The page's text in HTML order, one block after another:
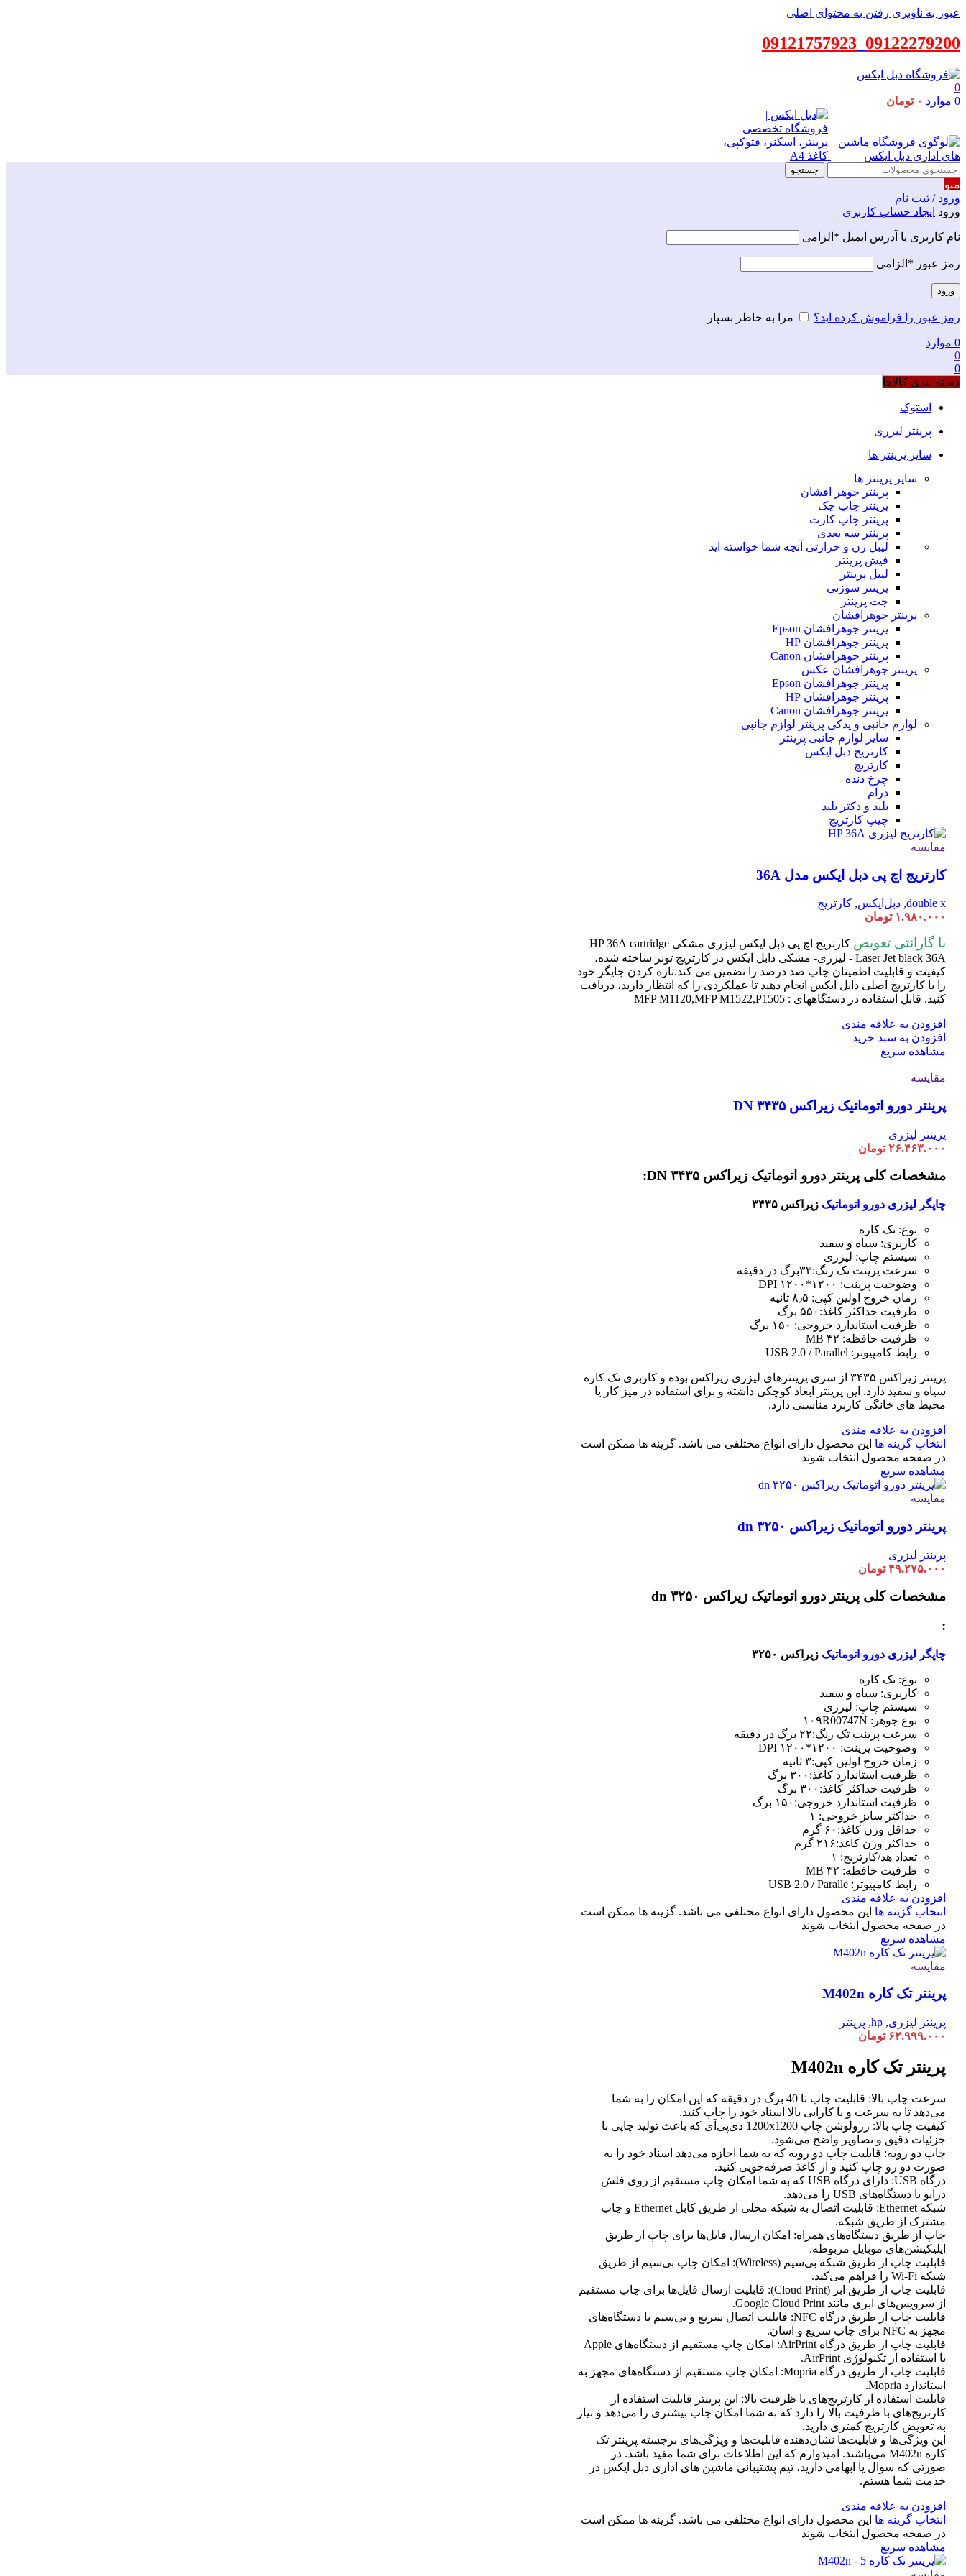
عبور به ناوبری رفتن به محتوای اصلی
09122279200
09121757923
0
0 موارد ۰ تومان
جستجو
منو
ورود / ثبت نام
ورود ایجاد حساب کاربری
نام کاربری یا آدرس ایمیل * الزامی
رمز عبور * الزامی
ورود
رمز عبور را فراموش کرده اید؟ مرا به خاطر بسپار
0 موارد
0
0
دسته بندی کالاها
استوک
پرینتر لیزری
سایر پرینتر ها
سایر پرینتر ها
پرینتر جوهر افشان
پرینتر چاپ چک
پرینتر چاپ کارت
پرینتر سه بعدی
لیبل زن و حرارتی آنچه شما خواسته اید
فیش پرینتر
لیبل پرینتر
پرینتر سوزنی
جت پرینتر
پرینتر جوهرافشان
پرینتر جوهرافشان Epson
پرینتر جوهرافشان HP
پرینتر جوهرافشان Canon
پرینتر جوهرافشان عکس
پرینتر جوهرافشان Epson
پرینتر جوهرافشان HP
پرینتر جوهرافشان Canon
لوازم جانبی و یدکی پرینتر لوازم جانبی
سایر لوازم جانبی پرینتر
کارتریج دبل ایکس
کارتریج
چرخ دنده
درام
بلید و دکتر بلید
چیپ کارتریج
مقایسه
کارتریج اچ پی دبل ایکس مدل 36A
double x
, دبل‌ایکس, کارتریج
۱.۹۸۰.۰۰۰ تومان
با گارانتی تعویض کارتریج اچ پی دبل ایکس لیزری مشکی HP 36A cartridge
Laser Jet black 36A - لیزری- مشکی دابل ایکس در کارتریج تونر ساخته شده،
کیفیت و قابلیت اطمینان چاپ صد درصد را تضمین می کند.تازه کردن چاپگر خود
را با کارتریج اصلی دابل ایکس انجام دهید تا عملکردی را که انتظار دارید، دریافت
کنید. قابل استفاده در دستگاههای : MFP M1120,MFP M1522,P1505
افزودن به علاقه مندی
افزودن به سبد خرید
مشاهده سریع
مقایسه
پرینتر دورو اتوماتیک زیراکس DN ۳۴۳۵
پرینتر لیزری
۲۶.۴۶۳.۰۰۰ تومان
مشخصات کلی پرینتر دورو اتوماتیک زیراکس DN ۳۴۳۵:
چاپگر لیزری دورو اتوماتیک زیراکس ۳۴۳۵
نوع: تک کاره
کاربری: سیاه و سفید
سیستم چاپ: لیزری
سرعت پرینت تک رنگ:۳۳برگ در دقیقه
وضوحیت پرینت: ۱۲۰۰*۱۲۰۰ DPI
زمان خروج اولین کپی: ۸٫۵ ثانیه
ظرفیت حداکثر کاغذ:۵۵۰ برگ
ظرفیت استاندارد خروجی: ۱۵۰ برگ
ظرفیت حافظه: ۳۲ MB
رابط کامپیوتر: USB 2.0 / Parallel
پرینتر زیراکس ۳۴۳۵ از سری پرینترهای لیزری زیراکس بوده و کاربری تک کاره
سیاه و سفید دارد. این پرینتر ابعاد کوچکی داشته و برای استفاده در میز کار یا
محیط های خانگی کاربرد مناسبی دارد.
افزودن به علاقه مندی
انتخاب گزینه ها این محصول دارای انواع مختلفی می باشد. گزینه ها ممکن است
در صفحه محصول انتخاب شوند
مشاهده سریع
مقایسه
پرینتر دورو اتوماتیک زیراکس dn ۳۲۵۰
پرینتر لیزری
۴۹.۲۷۵.۰۰۰ تومان
مشخصات کلی پرینتر دورو اتوماتیک زیراکس dn ۳۲۵۰
:
چاپگر لیزری دورو اتوماتیک زیراکس ۳۲۵۰
نوع: تک کاره
کاربری: سیاه و سفید
سیستم چاپ: لیزری
نوع جوهر: ۱۰۹R00747N
سرعت پرینت تک رنگ:۲۲ برگ در دقیقه
وضوحیت پرینت: ۱۲۰۰*۱۲۰۰ DPI
زمان خروج اولین کپی:۳ ثانیه
ظرفیت استاندارد کاغذ:۳۰۰ برگ
ظرفیت حداکثر کاغذ:۳۰۰ برگ
ظرفیت استاندارد خروجی:۱۵۰ برگ
حداکثر سایز خروجی: ۱
حداقل وزن کاغذ:۶۰ گرم
حداکثر وزن کاغذ:۲۱۶ گرم
تعداد هد/کارتریج: ۱
ظرفیت حافظه: ۳۲ MB
رابط کامپیوتر: USB 2.0 / Paralle
افزودن به علاقه مندی
انتخاب گزینه ها این محصول دارای انواع مختلفی می باشد. گزینه ها ممکن است
در صفحه محصول انتخاب شوند
مشاهده سریع
مقایسه
پرینتر تک کاره M402n
پرینتر لیزری,
hp
, پرینتر
۶۲.۹۹۹.۰۰۰ تومان
پرینتر تک کاره M402n
سرعت چاپ بالا: قابلیت چاپ تا 40 برگ در دقیقه که این امکان را به شما
می‌دهد تا به سرعت و با کارایی بالا اسناد خود را چاپ کنید.
کیفیت چاپ بالا: رزولوشن چاپ 1200x1200 دی‌پی‌آی که باعث تولید چاپی با
جزئیات دقیق و تصاویر واضح می‌شود.
چاپ دو رویه: قابلیت چاپ دو رویه که به شما اجازه می‌دهد اسناد خود را به
صورت دو رو چاپ کنید و از کاغذ صرفه‌جویی کنید.
درگاه USB: دارای درگاه USB که به شما امکان چاپ مستقیم از روی فلش
درایو یا دستگاه‌های USB را می‌دهد.
شبکه Ethernet: قابلیت اتصال به شبکه محلی از طریق کابل Ethernet و چاپ
مشترک از طریق شبکه.
چاپ از طریق دستگاه‌های همراه: امکان ارسال فایل‌ها برای چاپ از طریق
اپلیکیشن‌های موبایل مربوطه.
قابلیت چاپ از طریق شبکه بی‌سیم (Wireless): امکان چاپ بی‌سیم از طریق
شبکه Wi-Fi را فراهم می‌کند.
قابلیت چاپ از طریق ابر (Cloud Print): قابلیت ارسال فایل‌ها برای چاپ مستقیم
از سرویس‌های ابری مانند Google Cloud Print.
قابلیت چاپ از طریق درگاه NFC: قابلیت اتصال سریع و بی‌سیم با دستگاه‌های
مجهز به NFC برای چاپ سریع و آسان.
قابلیت چاپ از طریق درگاه AirPrint: امکان چاپ مستقیم از دستگاه‌های Apple
با استفاده از تکنولوژی AirPrint.
قابلیت چاپ از طریق درگاه Mopria: امکان چاپ مستقیم از دستگاه‌های مجهز به
استاندارد Mopria.
قابلیت استفاده از کارتریج‌های با ظرفیت بالا: این پرینتر قابلیت استفاده از
کارتریج‌های با ظرفیت بالا را دارد که به شما امکان چاپ بیشتری را می‌دهد و نیاز
به تعویض کارتریج کمتری دارید.
این ویژگی‌ها و قابلیت‌ها نشان‌دهنده قابلیت‌ها و ویژگی‌های برجسته پرینتر تک
کاره M402n می‌باشند. امیدوارم که این اطلاعات برای شما مفید باشد. در
صورتی که سوال یا ابهامی دارید، تیم پشتیبانی ماشین های اداری دبل ایکس در
خدمت شما هستم.
افزودن به علاقه مندی
انتخاب گزینه ها این محصول دارای انواع مختلفی می باشد. گزینه ها ممکن است
در صفحه محصول انتخاب شوند
مشاهده سریع